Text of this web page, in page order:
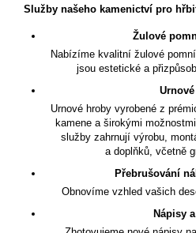
Služby našeho kamenictví pro
Žulové
Nabízíme kvalitní žulové
jsou estetické a
Urnové hroby vyrobené z
kamene a širokými
služby zahrnují výrobu,
a doplňků, včetně
Přebrušování
Obnovíme vzhled vašich
Nápisy